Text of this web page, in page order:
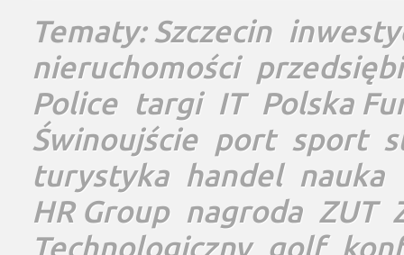
Tematy:Szczecin
nieruchomości
Police targi IT Polska
Świnoujście port sport
turystyka handel nauka
HR Group nagroda ZUT
Technologiczny golf